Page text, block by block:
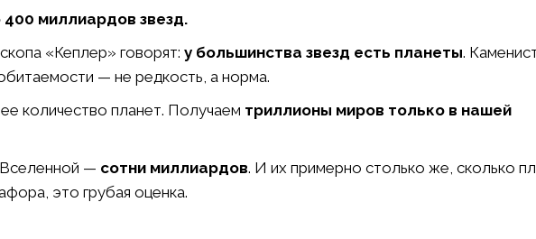
миллиардов звезд.
«Кеплер» говорят: у большинства звезд есть планеты.
— не редкость, а норма.
количество планет. Получаем триллионы миров только в нашей
— сотни миллиардов. И их примерно столько же, сколько
это грубая оценка.